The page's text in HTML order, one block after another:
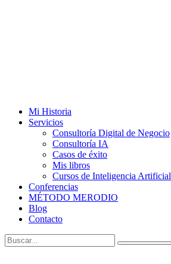
Mi Historia
Servicios
Consultoría Digital de Negocio
Consultoría IA
Casos de éxito
Mis libros
Cursos de Inteligencia Artificial
Conferencias
MÉTODO MERODIO
Blog
Contacto